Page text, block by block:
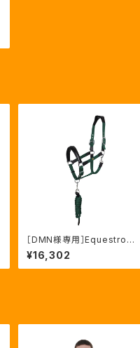
［DMN様専用］Equestro
ani 無口＆引手セット グリ
ーン FULLサイズ（ETH03
002N）
¥16,302